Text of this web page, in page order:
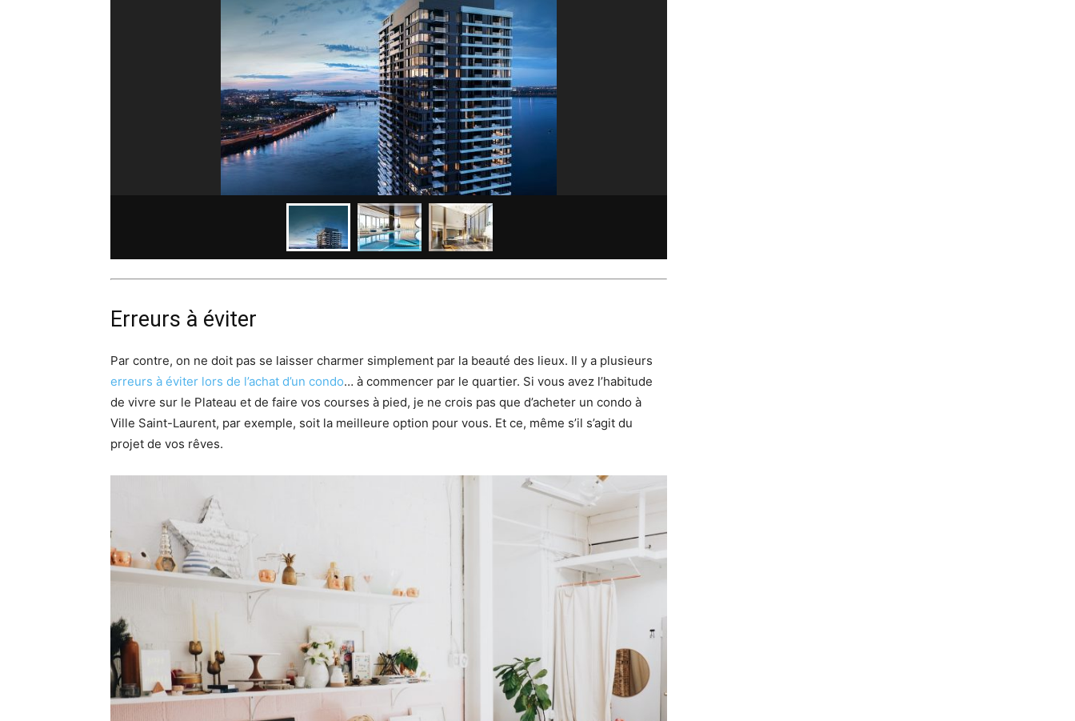
Erreurs à éviter
Par contre, on ne doit pas se laisser charmer simplement par la beauté des lieux. Il y a plusieurs
erreurs à éviter lors de l’achat d’un condo… à commencer par le quartier. Si vous avez l’habitude
de vivre sur le Plateau et de faire vos courses à pied, je ne crois pas que d’acheter un condo à
Ville Saint-Laurent, par exemple, soit la meilleure option pour vous. Et ce, même s’il s’agit du
projet de vos rêves.